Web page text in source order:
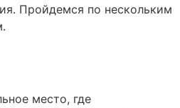
Пройдемся по нескольким
место, где